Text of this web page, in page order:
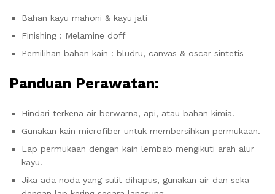
Bahan kayu mahoni & kayu jati
Finishing : Melamine doff
Pemilihan bahan kain : bludru, canvas & oscar sintetis
Panduan Perawatan:
Hindari terkena air berwarna, api, atau bahan kimia.
Gunakan kain microfiber untuk membersihkan permukaan.
Lap permukaan dengan kain lembab mengikuti arah alur
kayu.
Jika ada noda yang sulit dihapus, gunakan air dan seka